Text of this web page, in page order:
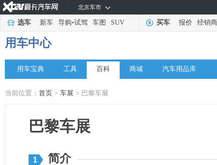
北京车市
选车 新车 导购•试驾 车图 SUV 买车 报价 经销商
用车中心
用车宝典 工具 百科 商城 汽车用品库
当前位置： 首页 > 车展 > 巴黎车展
巴黎车展
1 简介